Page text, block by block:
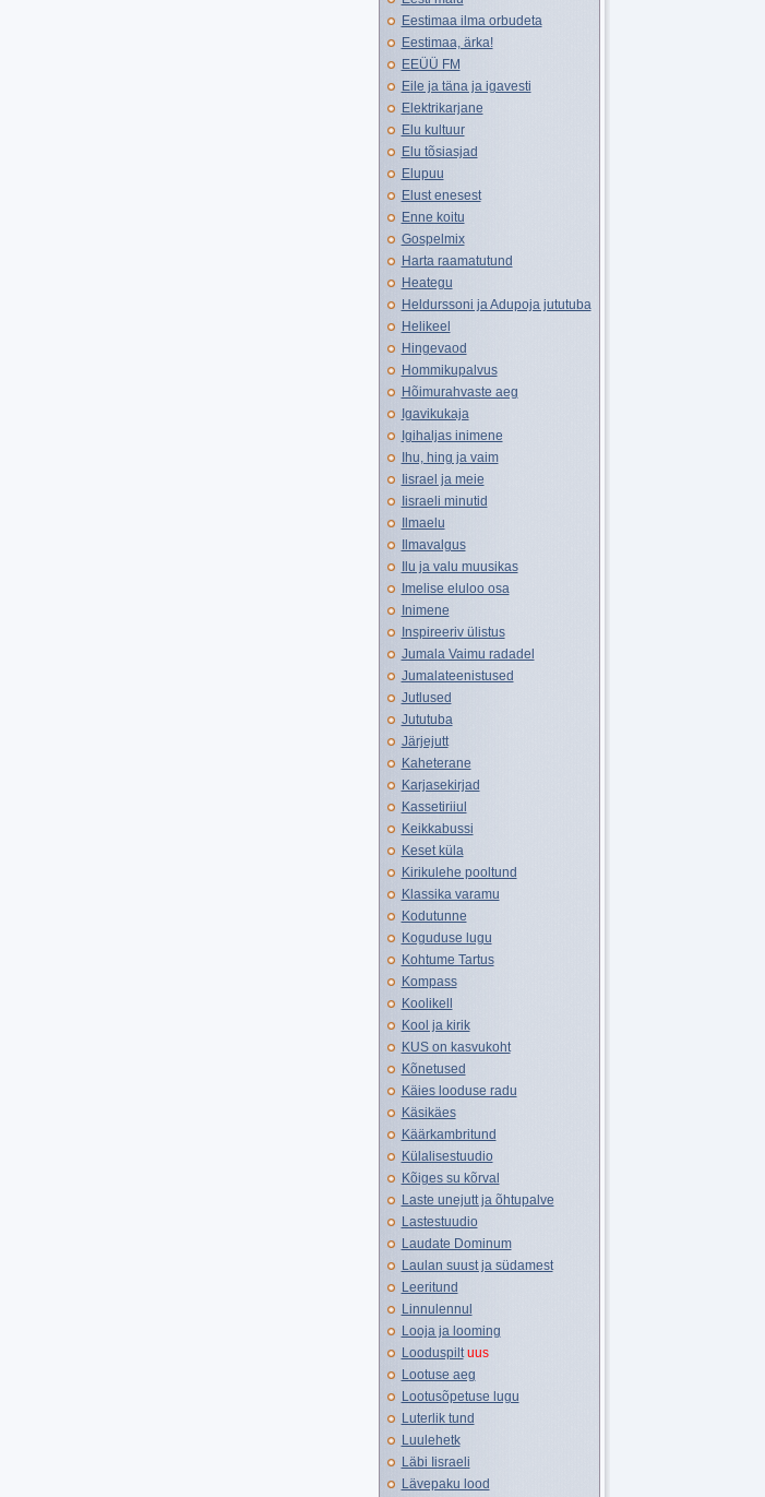
Eestimaa ilma orbudeta
Eestimaa, ärka!
EEÜÜ FM
Eile ja täna ja igavesti
Elektrikarjane
Elu kultuur
Elu tõsiasjad
Elupuu
Elust enesest
Enne koitu
Gospelmix
Harta raamatutund
Heategu
Heldurssoni ja Adupoja jututuba
Helikeel
Hingevaod
Hommikupalvus
Hõimurahvaste aeg
Igavikukaja
Igihaljas inimene
Ihu, hing ja vaim
Iisrael ja meie
Iisraeli minutid
Ilmaelu
Ilmavalgus
Ilu ja valu muusikas
Imelise eluloo osa
Inimene
Inspireeriv ülistus
Jumala Vaimu radadel
Jumalateenistused
Jutlused
Jututuba
Järjejutt
Kaheterane
Karjasekirjad
Kassetiriiul
Keikkabussi
Keset küla
Kirikulehe pooltund
Klassika varamu
Kodutunne
Koguduse lugu
Kohtume Tartus
Kompass
Koolikell
Kool ja kirik
KUS on kasvukoht
Kõnetused
Käies looduse radu
Käsikäes
Käärkambritund
Külalisestuudio
Kõiges su kõrval
Laste unejutt ja õhtupalve
Lastestuudio
Laudate Dominum
Laulan suust ja südamest
Leeritund
Linnulennul
Looja ja looming
Looduspilt uus
Lootuse aeg
Lootusõpetuse lugu
Luterlik tund
Luulehetk
Läbi Iisraeli
Lävepaku lood